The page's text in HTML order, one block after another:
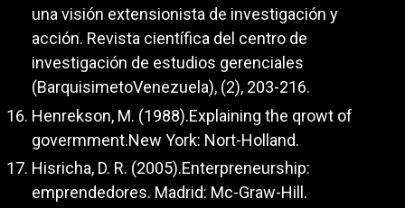
una visión extensionista de investigación y
acción. Revista científica del centro de
investigación de estudios gerenciales
(BarquisimetoVenezuela), (2), 203-216.
Henrekson, M. (1988).Explaining the qrowt of
govermment.New York: Nort-Holland.
Hisricha, D. R. (2005).Enterpreneurship:
emprendedores. Madrid: Mc-Graw-Hill.